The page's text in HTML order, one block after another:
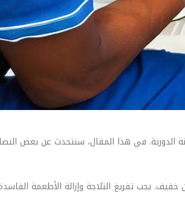
الدورية. في هذا المقال، سنتحدث عن بعض
يجب تفريغ الثلاجة وإزالة الأطعمة